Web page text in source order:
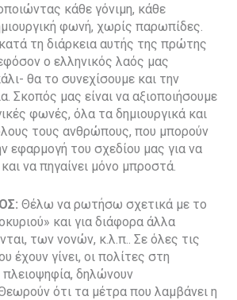
κάθε γόνιμη, κάθε
φωνή, χωρίς παρωπίδες.
τη διάρκεια αυτής της πρώτης
ο ελληνικός λαός μας
θα το συνεχίσουμε και την
Σκοπός μας είναι να αξιοποιήσουμε
φωνές, όλα τα δημιουργικά και
τους ανθρώπους, που μπορούν
εφαρμογή του σχεδίου μας για να
να πηγαίνει μόνο μπροστά.
Θέλω να ρωτήσω σχετικά με το
και για διάφορα άλλα
των νονών, κ.λ.π.. Σε όλες τις
έχουν γίνει, οι πολίτες στη
πλειοψηφία, δηλώνουν
ότι τα μέτρα που λαμβάνει η